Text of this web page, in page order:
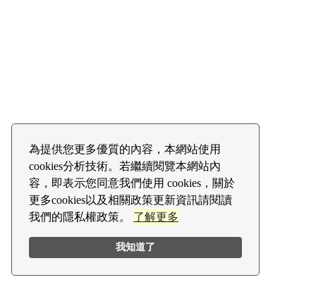
為提供您更多優質的內容，本網站使用
cookies分析技術。若繼續閱覽本網站內
容，即表示您同意我們使用 cookies，關於
更多cookies以及相關政策更新資訊請閱讀
我們的隱私權政策。 了解更多
我知道了